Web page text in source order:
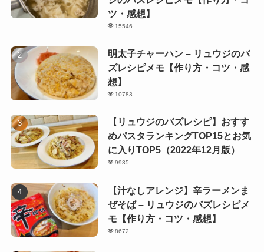
ツ・感想】
15546
明太子チャーハン – リュウジのバ
ズレシピメモ【作り方・コツ・感
想】
10783
【リュウジのバズレシピ】おすす
めパスタランキングTOP15とお気
に入りTOP5（2022年12月版）
9935
【汁なしアレンジ】辛ラーメンま
ぜそば – リュウジのバズレシピメ
モ【作り方・コツ・感想】
8672